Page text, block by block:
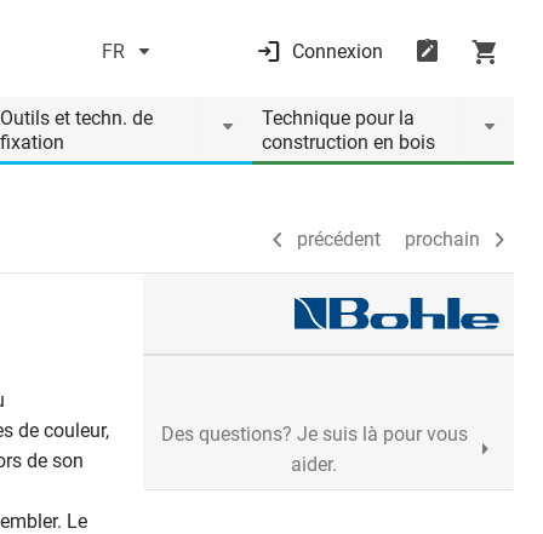
FR Connexion
Outils et techn. de
fixation
Technique pour la
construction en bois
précédent prochain
précédent prochain
de couleur,
de son
Le
Des questions? Je suis là pour vous
aider.